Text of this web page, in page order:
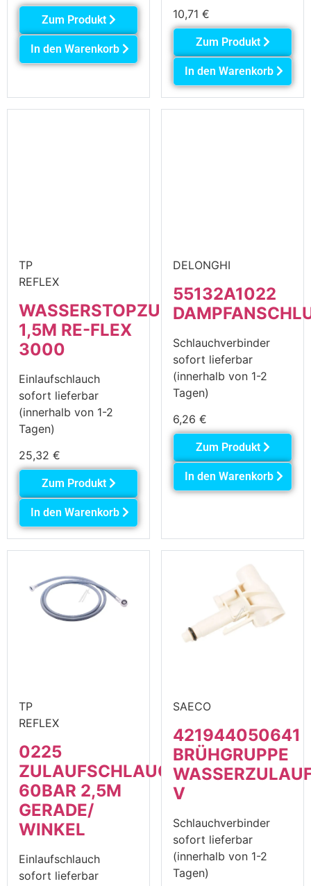
Zum Produkt
In den Warenkorb
10,71 €
Zum Produkt
In den Warenkorb
TP
REFLEX
WASSERSTOPZULAUFSCHLAUCH
1,5M RE-FLEX
3000
Einlaufschlauch
sofort lieferbar
(innerhalb von 1-2
Tagen)
25,32 €
Zum Produkt
In den Warenkorb
DELONGHI
55132A1022
Schlauchverbinder
sofort lieferbar
(innerhalb von 1-2
Tagen)
6,26 €
Zum Produkt
In den Warenkorb
TP
REFLEX
0225
ZULAUFSCHLAUCH
60BAR 2,5M
GERADE/
WINKEL
Einlaufschlauch
sofort lieferbar
SAECO
421944050641
BRÜHGRUPPE
V
Schlauchverbinder
sofort lieferbar
(innerhalb von 1-2
Tagen)